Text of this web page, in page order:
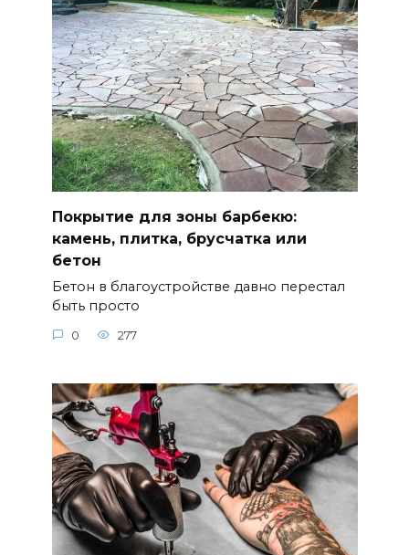
Покрытие для зоны барбекю:
камень, плитка, брусчатка или
бетон
Бетон в благоустройстве давно перестал
быть просто
0 277